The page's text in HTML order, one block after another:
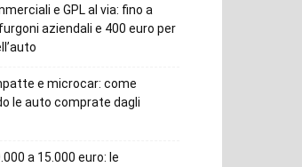
e GPL al via: fino a
aziendali e 400 euro per
e microcar: come
le auto comprate dagli
a 15.000 euro: le